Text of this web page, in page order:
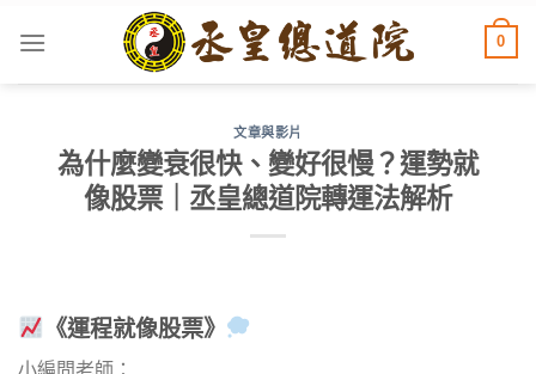
0
文章與影片
為什麼變衰很快、變好很慢？運勢就
像股票｜丞皇總道院轉運法解析
《運程就像股票》
小編問老師：